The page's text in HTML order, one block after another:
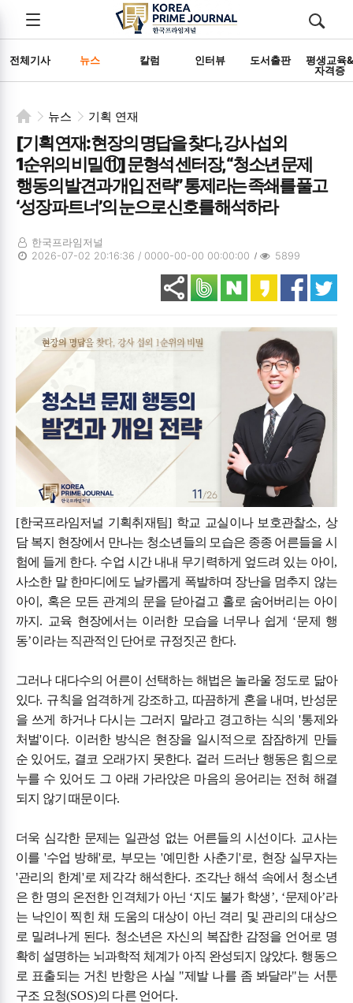
전체기사 뉴스 칼럼 인터뷰 도서출판
평생교육
자격증
전체메뉴 검색
열기/
뉴스 기획 연재
[기획 연재: 현장의 명답을 찾다, 강사 섭외
1순위의 비밀 ⑪] 문형석 센터장, “청소년 문제
행동의 발견과 개입 전략” 통제라는 족쇄를 풀고
‘성장 파트너’의 눈으로 신호를 해석하라
한국프라임저널
2026-07-02 20:16:36 / 0000-00-00 00:00:00
5899
[한국프라임저널 기획취재팀] 학교 교실이나 보호관찰소, 상
담 복지 현장에서 만나는 청소년들의 모습은 종종 어른들을 시
험에 들게 한다. 수업 시간 내내 무기력하게 엎드려 있는 아이 ,
사소한 말 한마디에도 날카롭게 폭발하며 장난을 멈추지 않는
아이 , 혹은 모든 관계의 문을 닫아걸고 홀로 숨어버리는 아이
까지 . 교육 현장에서는 이러한 모습을 너무나 쉽게 ‘문제 행
동’이라는 직관적인 단어로 규정짓곤 한다.
그러나 대다수의 어른이 선택하는 해법은 놀라울 정도로 닮아
있다. 규칙을 엄격하게 강조하고, 따끔하게 혼을 내며 , 반성문
을 쓰게 하거나 다시는 그러지 말라고 경고하는 식의'통제와
처벌'이다. 이러한 방식은 현장을 일시적으로 잠잠하게 만들
순 있어도, 결코 오래가지 못한다. 겉러 드러난 행동은 힘으로
누를 수 있어도 그 아래 가라앉은 마음의 응어리는 전혀 해결
되지 않기 때문이다.
더욱 심각한 문제는 일관성 없는 어른들의 시선이다. 교사는
이를 '수업 방해'로, 부모는 '예민한 사춘기'로, 현장 실무자는
'관리의 한계 '로 제각각 해석한다. 조각난 해석 속에서 청소년
은 한 명의 온전한 인격체가 아닌 ‘지도 불가 학생’, ‘문제아’라
는 낙인이 찍힌 채 도움의 대상이 아닌 격리 및 관리의 대상으
로 밀려나게 된다. 청소년은 자신의 복잡한 감정을 언어로 명
확히 설명하는 뇌과학적 체계가 아직 완성되지 않았다. 행동으
로 표출되는 거친 반항은 사실 "제발 나를 좀 봐달라"는 서툰
구조 요청(SOS)의 다른 언어다.